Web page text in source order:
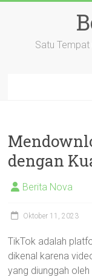
Satu
dengan
Berita Nova
Oktober 11, 2023
TikTok adalah
dikenal karena
yang diunggah